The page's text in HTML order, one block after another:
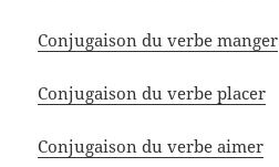
Conjugaison du verbe manger
Conjugaison du verbe placer
Conjugaison du verbe aimer